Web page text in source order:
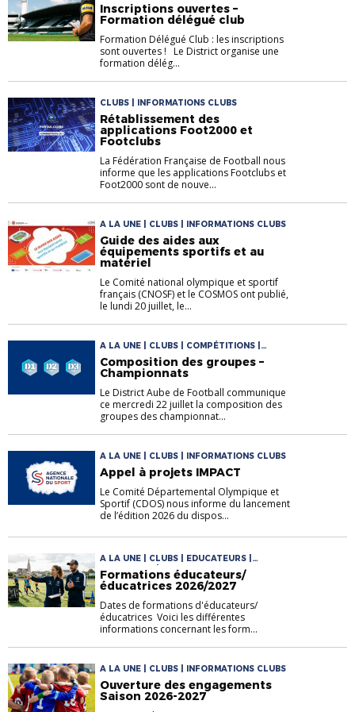
Inscriptions ouvertes –
Formation délégué club
Formation Délégué Club : les inscriptions
sont ouvertes ! Le District organise une
formation délég...
CLUBS | INFORMATIONS CLUBS
Rétablissement des
applications Foot2000 et
Footclubs
La Fédération Française de Football nous
informe que les applications Footclubs et
Foot2000 sont de nouve...
A LA UNE | CLUBS | INFORMATIONS CLUBS
Guide des aides aux
équipements sportifs et au
matériel
Le Comité national olympique et sportif
français (CNOSF) et le COSMOS ont publié,
le lundi 20 juillet, le...
A LA UNE | CLUBS | COMPÉTITIONS |
INFORMATIONS CLUBS
Composition des groupes –
Championnats
Le District Aube de Football communique
ce mercredi 22 juillet la composition des
groupes des championnat...
A LA UNE | CLUBS | INFORMATIONS CLUBS
Appel à projets IMPACT
Le Comité Départemental Olympique et
Sportif (CDOS) nous informe du lancement
de l’édition 2026 du dispos...
A LA UNE | CLUBS | EDUCATEURS |
FORMATION | INFORMATIONS CLUBS
Formations éducateurs/
éducatrices 2026/2027
Dates de formations d'éducateurs/
éducatrices Voici les différentes
informations concernant les form...
A LA UNE | CLUBS | INFORMATIONS CLUBS
Ouverture des engagements
Saison 2026-2027